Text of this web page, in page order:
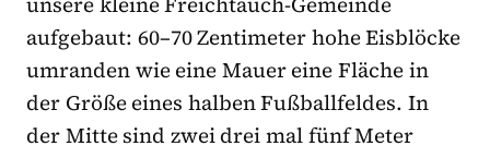
aufgebaut: 60–70 Zentimeter hohe Eisblöcke
umranden wie eine Mauer eine Fläche in
der Größe eines halben Fußballfeldes. In
der Mitte sind zwei drei mal fünf Meter